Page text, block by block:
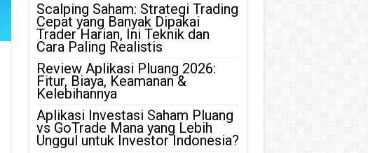
Scalping Saham: Strategi Trading
Cepat yang Banyak Dipakai
Trader Harian, Ini Teknik dan
Cara Paling Realistis
Review Aplikasi Pluang 2026:
Fitur, Biaya, Keamanan &
Kelebihannya
Aplikasi Investasi Saham Pluang
vs GoTrade Mana yang Lebih
Unggul untuk Investor Indonesia?